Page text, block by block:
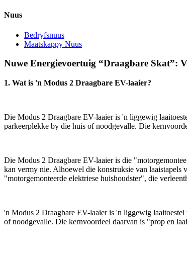
Nuus
Bedryfsnuus
Maatskappy Nuus
Nuwe Energievoertuig “Draagbare Skat”:
1. Wat is 'n Modus 2 Draagbare EV-laaier?
Die Modus 2 Draagbare EV-laaier is 'n liggewig
parkeerplekke by die huis of noodgevalle. Die
Die Modus 2 Draagbare EV-laaier is die
kan vermy nie. Alhoewel die konstruksie van laaistapels
"motorgemonteerde elektriese huishoudster", die
'n Modus 2 Draagbare EV-laaier is 'n liggewig
of noodgevalle. Die kernvoordeel daarvan is "prop en